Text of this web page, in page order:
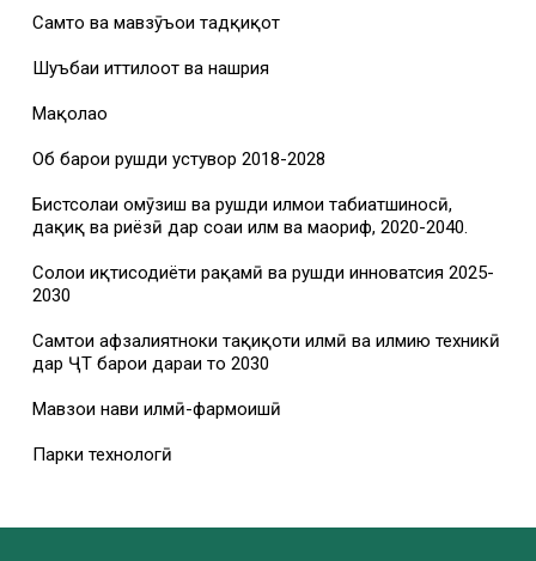
Самтҳо ва мавзӯъҳои тадқиқот
Шуъбаи иттилоот ва нашрия
Мақолаҳо
Об барои рушди устувор 2018-2028
Бистсолаи омӯзиш ва рушди илмҳои табиатшиносӣ,
дақиқ ва риёзӣ дар соҳаи илм ва маориф, 2020-2040.
Солҳои иқтисодиёти рақамӣ ва рушди инноватсия 2025-
2030
Самтҳои афзалиятноки таҳқиқоти илмӣ ва илмию техникӣ
дар ҶТ барои дараи то 2030
Мавзҳои нави илмӣ-фармоишӣ
Парки технологӣ